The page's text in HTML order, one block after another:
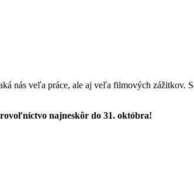
nás veľa práce, ale aj veľa filmových zážitkov.
najneskôr do 31. októbra!